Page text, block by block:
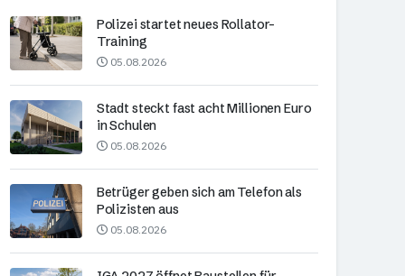
Polizei startet neues Rollator-
Training
05.08.2026
Stadt steckt fast acht Millionen Euro
in Schulen
05.08.2026
Betrüger geben sich am Telefon als
Polizisten aus
05.08.2026